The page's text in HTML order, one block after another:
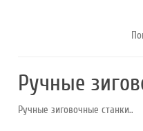
Ручные
Ручные зиговочные станки..